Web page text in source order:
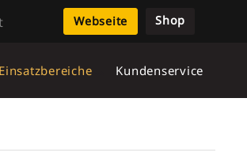
Webseite Shop
Einsatzbereiche Kundenservice